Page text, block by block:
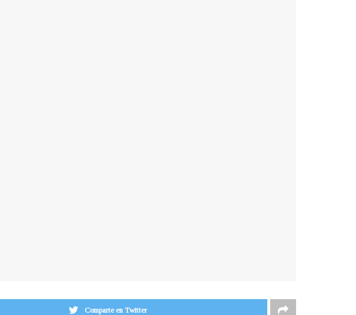
Comparte en Twitter